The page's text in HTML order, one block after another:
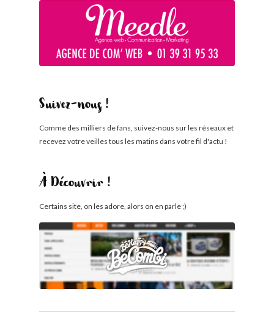
Suivez-nous !
Comme des milliers de fans, suivez-nous sur les réseaux et
recevez votre veilles tous les matins dans votre fil d'actu !
À Découvrir !
Certains site, on les adore, alors on en parle ;)